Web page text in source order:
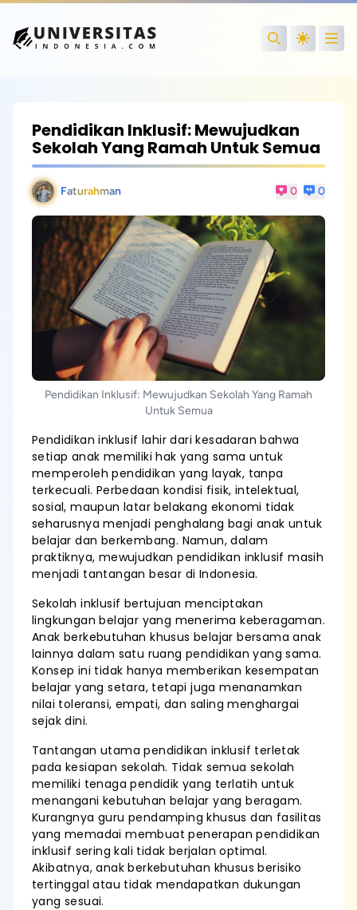
Search
Pendidikan Inklusif: Mewujudkan
Sekolah Yang Ramah Untuk Semua
Faturahman 0 0
Pendidikan Inklusif: Mewujudkan Sekolah Yang Ramah
Untuk Semua
Pendidikan inklusif lahir dari kesadaran bahwa
setiap anak memiliki hak yang sama untuk
memperoleh pendidikan yang layak, tanpa
terkecuali. Perbedaan kondisi fisik, intelektual,
sosial, maupun latar belakang ekonomi tidak
seharusnya menjadi penghalang bagi anak untuk
belajar dan berkembang. Namun, dalam
praktiknya, mewujudkan pendidikan inklusif masih
menjadi tantangan besar di Indonesia.
Sekolah inklusif bertujuan menciptakan
lingkungan belajar yang menerima keberagaman.
Anak berkebutuhan khusus belajar bersama anak
lainnya dalam satu ruang pendidikan yang sama.
Konsep ini tidak hanya memberikan kesempatan
belajar yang setara, tetapi juga menanamkan
nilai toleransi, empati, dan saling menghargai
sejak dini.
Tantangan utama pendidikan inklusif terletak
pada kesiapan sekolah. Tidak semua sekolah
memiliki tenaga pendidik yang terlatih untuk
menangani kebutuhan belajar yang beragam.
Kurangnya guru pendamping khusus dan fasilitas
yang memadai membuat penerapan pendidikan
inklusif sering kali tidak berjalan optimal.
Akibatnya, anak berkebutuhan khusus berisiko
tertinggal atau tidak mendapatkan dukungan
yang sesuai.